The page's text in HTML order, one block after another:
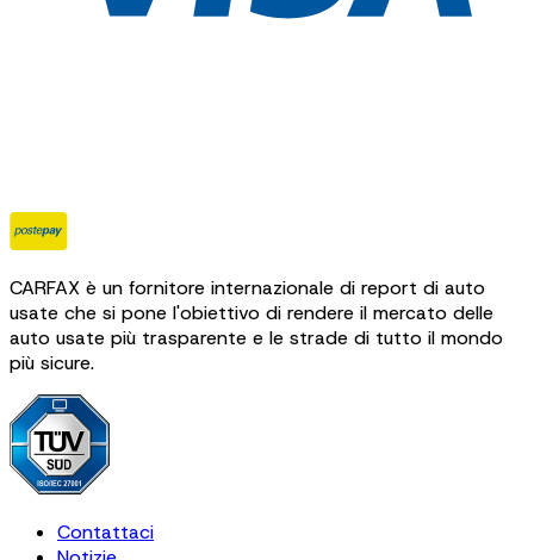
CARFAX è un fornitore internazionale di report di auto
usate che si pone l'obiettivo di rendere il mercato delle
auto usate più trasparente e le strade di tutto il mondo
più sicure.
Contattaci